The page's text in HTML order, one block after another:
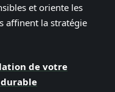
et oriente les
affinent la stratégie
de votre